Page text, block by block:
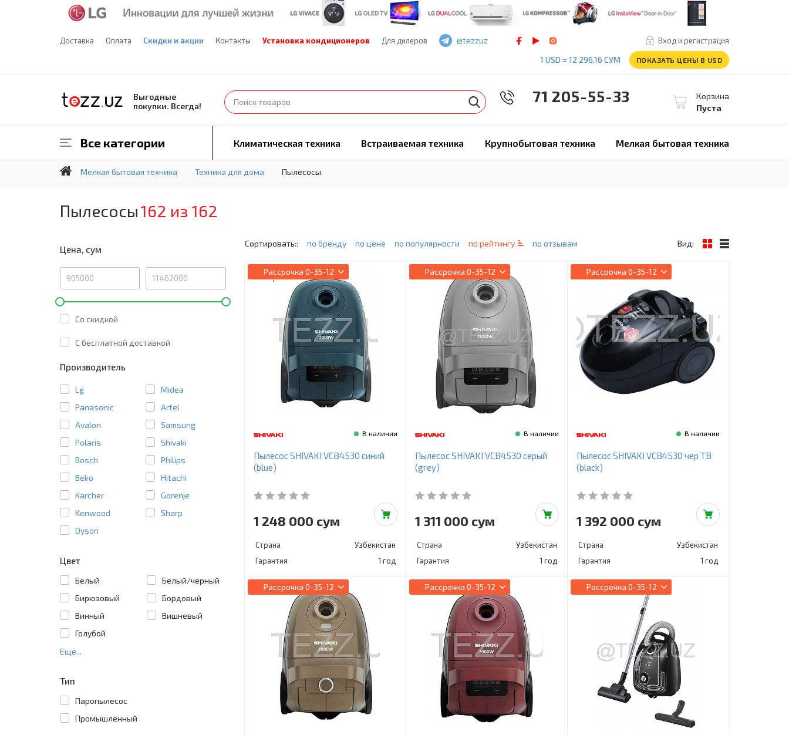
Доставка Оплата Скидки и акции Контакты Установка кондиционеров Для дилеров Вход и регистрация
@tezzuz
1 USD = 12 296.16 СУМ
ПОКАЗАТЬ ЦЕНЫ В USD
Выгодные
покупки. Всегда!
Корзина
Пуста
71 205-55-33
Все категории Климатическая техника Встраиваемая техника Крупнобытовая техника Мелкая бытовая техника
Мелкая бытовая техника Техника для дома Пылесосы
Пылесосы162 из 162
Цена, сум
Со скидкой
C бесплатной доставкой
Производитель
Lg
Midea
Panasonic
Artel
Avalon
Samsung
Polaris
Shivaki
Bosch
Philips
Beko
Hitachi
Karcher
Gorenje
Kenwood
Sharp
Dyson
Цвет
Белый
Белый/черный
Бирюзовый
Бордовый
Винный
Вишневый
Голубой
Еще...
Тип
Паропылесос
Промышленный
Сортировать:: по бренду по цене по популярности по рейтингу по отзывам Вид:
Рассрочка 0-35-12
В наличии
Пылесос SHIVAKI VCB4530 синий
(blue)
1 248 000 сум
Страна
Узбекистан
Гарантия
1 год
Рассрочка 0-35-12
В наличии
Пылесос SHIVAKI VCB4530 серый
(grey)
1 311 000 сум
Страна
Узбекистан
Гарантия
1 год
Рассрочка 0-35-12
В наличии
Пылесос SHIVAKI VCB4530 чер ТВ
(black)
1 392 000 сум
Страна
Узбекистан
Гарантия
1 год
Рассрочка 0-35-12 Рассрочка 0-35-12 Рассрочка 0-35-12